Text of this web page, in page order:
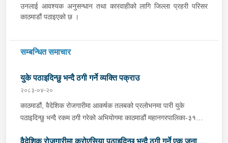
उनलाई आवश्यक अनुसन्धान तथा कारवाहीको लागि जिल्ला प्रहरी परिसर
काठमाडौं पठाइएको छ ।
सम्बन्धित समाचार
युके पठाइदिन्छु भन्दै ठगी गर्ने व्यक्ति पक्राउ
२०८३-०४-२०
काठमाडौं, वैदेशिक रोजगारीमा आकर्षक तलबको प्रलोभनमा पारी युके
पठाइदिन्छु भन्दै रकम ठगी गरेको अभियोगमा काठमाडौं महानगरपालिका-३१
वैदेशिक रोजगारीमा क्रोएसिया पठाइदिन्छु भन्दै ठगी गर्ने एक जना